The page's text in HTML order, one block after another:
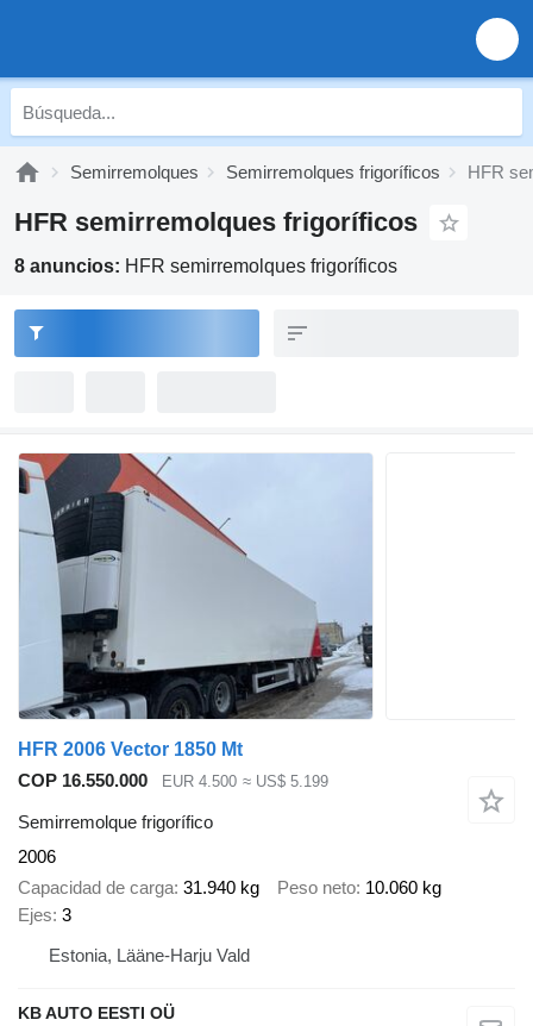
Semirremolques Semirremolques frigoríficos HFR
HFR semirremolques frigoríficos
8 anuncios: HFR semirremolques frigoríficos
HFR 2006 Vector 1850 Mt
COP 16.550.000
EUR 4.500 ≈ US$ 5.199
Semirremolque frigorífico
2006
Capacidad de carga 31.940 kg Peso neto 10.060 kg
Ejes 3
Estonia, Lääne-Harju Vald
KB AUTO EESTI OÜ